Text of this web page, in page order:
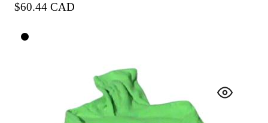
Precio
$60.44 CAD